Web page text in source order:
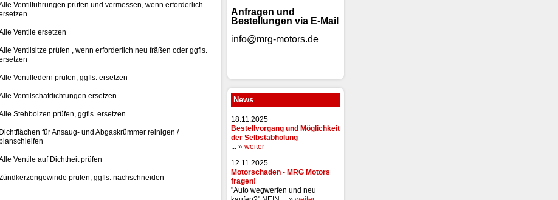
Ventilführungen prüfen und vermessen, wenn erforderlich
Ventile ersetzen
Ventilsitze prüfen , wenn erforderlich neu fräßen oder ggfls.
Ventilfedern prüfen, ggfls. ersetzen
Ventilschafdichtungen ersetzen
Stehbolzen prüfen, ggfls. ersetzen
Dichtflächen für Ansaug- und Abgaskrümmer reinigen /
Ventile auf Dichtheit prüfen
prüfen, ggfls. nachschneiden
Anfragen und
Bestellungen via E-Mail
info@mrg-motors.de
News
18.11.2025
Bestellvorgang und Möglichkeit
der Selbstabholung
... » weiter
12.11.2025
Motorschaden - MRG Motors
fragen!
"Auto wegwerfen und neu